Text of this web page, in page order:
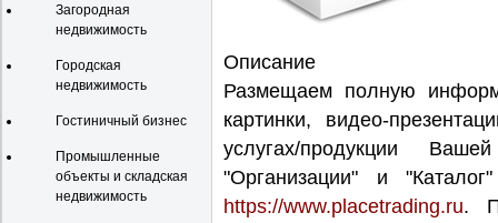
Загородная
недвижимость
Городская
недвижимость
Гостиничный бизнес
Промышленные
объекты и складская
недвижимость
Описание
Размещаем полную
картинки, видео-
услугах/продукции
"Организации" и
https://www.placetrading.ru.